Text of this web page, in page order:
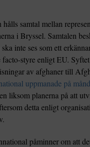
hålls samtal mellan
i Bryssel. Samtalen
inte ses som ett
facto-styre enligt EU.
av afghaner till
uppmanade på
liksom planerna på att
detta enligt
påminner om att